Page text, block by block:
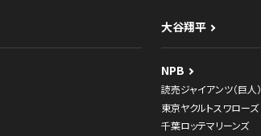
大谷翔平
NPB
読売ジャイアンツ（巨人）
東京ヤクルトスワローズ
千葉ロッテマリーンズ